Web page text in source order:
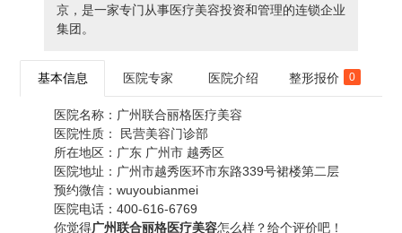
京，是一家专门从事医疗美容投资和管理的连锁企业
集团。
基本信息 医院专家 医院介绍 整形报价 0
医院名称： 广州联合丽格医疗美容
医院性质：
民营美容门诊部
所在地区： 广东 广州市 越秀区
医院地址： 广州市越秀医环市东路339号裙楼第二层
预约微信：wuyoubianmei
医院电话：400-616-6769
你觉得广州联合丽格医疗美容怎么样？给个评价吧！